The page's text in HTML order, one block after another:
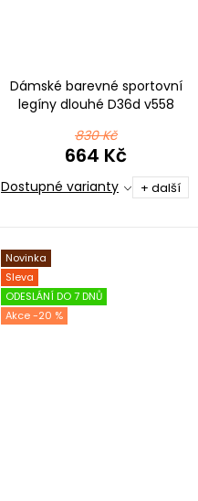
Dámské barevné sportovní
legíny dlouhé D36d v558
830 Kč
664 Kč
Dostupné varianty + další
Novinka
Sleva
ODESLÁNÍ DO 7 DNŮ
-20 %